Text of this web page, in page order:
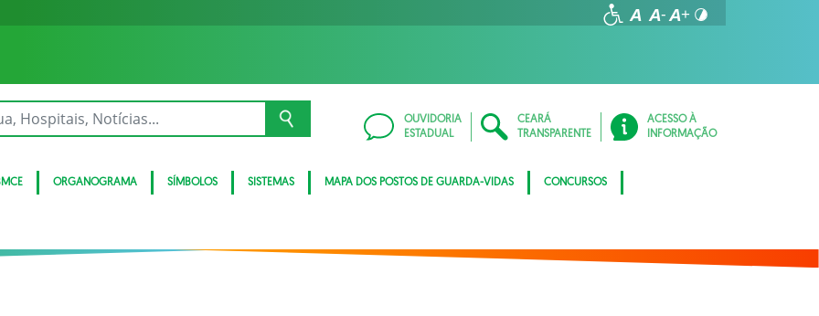
OUVIDORIA
ESTADUAL
CEARÁ
TRANSPARENTE
ACESSO À
INFORMAÇÃO
ORGANOGRAMA SÍMBOLOS SISTEMAS MAPA DOS POSTOS DE GUARDA-VIDAS CONCURSOS